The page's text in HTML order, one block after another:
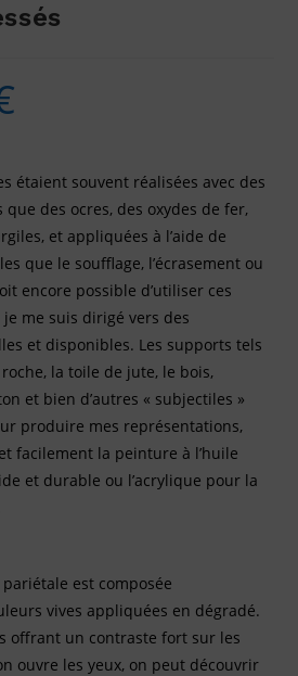
étaient souvent réalisées avec des
des ocres, des oxydes de fer,
et appliquées à l’aide de
que le soufflage, l’écrasement ou
encore possible d’utiliser ces
me suis dirigé vers des
et disponibles. Les supports tels
la toile de jute, le bois,
et bien d’autres « subjectiles »
produire mes représentations,
facilement la peinture à l’huile
et durable ou l’acrylique pour la
est composée
vives appliquées en dégradé.
offrant un contraste fort sur les
ouvre les yeux, on peut découvrir